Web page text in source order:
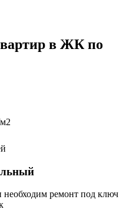
в ЖК по
необходим ремонт под ключ